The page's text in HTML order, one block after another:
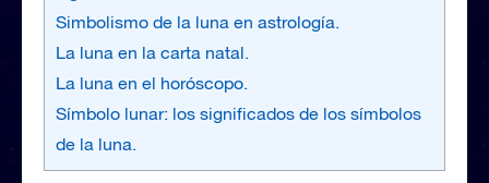
Simbolismo de la luna en astrología.
La luna en la carta natal.
La luna en el horóscopo.
Símbolo lunar: los significados de los símbolos
de la luna.